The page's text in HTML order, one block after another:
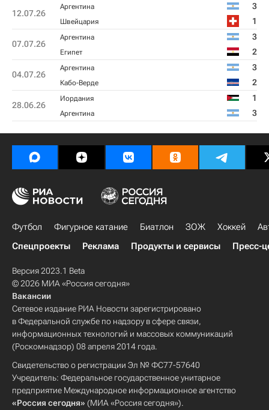
12.07.26
Аргентина 3
Швейцария 1
07.07.26
Аргентина 3
Египет 2
04.07.26
Аргентина 3
Кабо-Верде 2
28.06.26
Иордания 1
Аргентина 3
Футбол Фигурное катание Биатлон ЗОЖ Хоккей
Спецпроекты
Реклама Продукты и сервисы Пресс-
Версия 2023.1 Beta
© 2026 МИА «Россия сегодня»
Вакансии
Сетевое издание РИА Новости зарегистрировано
в Федеральной службе по надзору в сфере связи,
информационных технологий и массовых коммуникаций
(Роскомнадзор) 08 апреля 2014 года.
Свидетельство о регистрации Эл № ФС77-57640
Учредитель: Федеральное государственное унитарное
предприятие Международное информационное агентство
«Россия сегодня» (МИА «Россия сегодня»).